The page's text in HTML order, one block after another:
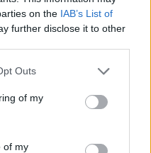
on the IAB’s List of
further disclose it to other
uses one or more Google
You may click to
its third-party tags to
purposes in below Google
Outs
of my
of my